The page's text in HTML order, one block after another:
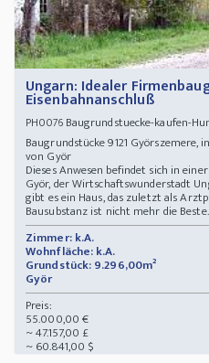
Ungarn: Idealer
Eisenbahnanschluß
PH0076Baugrundstuecke-kaufen-
Baugrundstücke 9121 Györszemere,
von Györ
Dieses Anwesen befindet sich in
Györ, der Wirtschaftswunderstadt
gibt es ein Haus, das zuletzt als
Bausubstanz ist nicht mehr die Beste.
Zimmer: k.A.
Wohnfläche: k.A.
Grundstück: 9.296,00m²
Györ
Preis:
55.000,00 €
~ 47.157,00 £
~ 60.841,00 $